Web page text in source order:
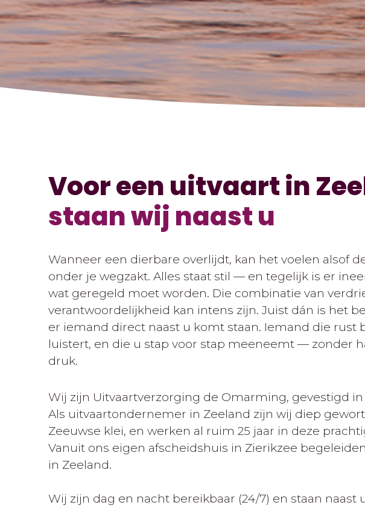
Voor een uitvaart in
staan wij naast u
Wanneer een dierbare overlijdt, kan het voelen alsof
onder je wegzakt. Alles staat stil — en tegelijk is er
wat geregeld moet worden. Die combinatie van
verantwoordelijkheid kan intens zijn. Juist dán is het
er iemand direct naast u komt staan. Iemand die rust
luistert, en die u stap voor stap meeneemt — zonder
druk.
Wij zijn Uitvaartverzorging de Omarming, gevestigd
Als uitvaartondernemer in Zeeland zijn wij diep
Zeeuwse klei, en werken al ruim 25 jaar in deze
Vanuit ons eigen afscheidshuis in Zierikzee
in Zeeland.
Wij zijn dag en nacht bereikbaar (24/7) en staan naast